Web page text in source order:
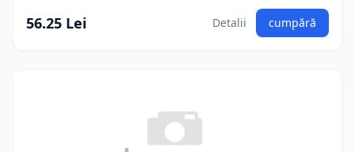
56.25 Lei Detalii cumpără